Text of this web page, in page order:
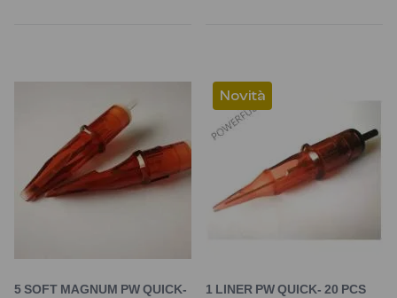
5 SOFT MAGNUM PW QUICK-
Novità
1 LINER PW QUICK- 20 PCS